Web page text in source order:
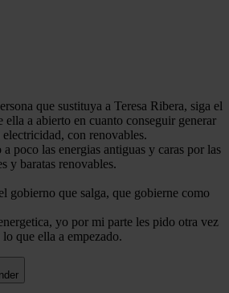
que sustituya a Teresa Ribera, siga el
ella a abierto en cuanto conseguir generar
electricidad, con renovables.
poco las energias antiguas y caras por las
y baratas renovables.
gobierno que salga, que gobierne como
yo por mi parte les pido otra vez
que ella a empezado.